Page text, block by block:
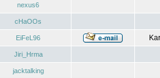
nexus6
cHaOOs
EiFeL96
Jiri_Hrma
jacktalking